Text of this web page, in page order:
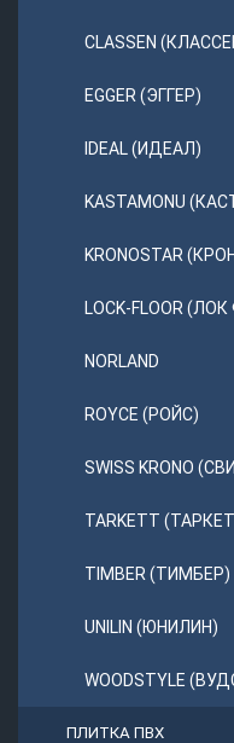
CLASSEN
EGGER (ЭГГЕР)
IDEAL (ИДЕАЛ)
KASTAMONU
KRONOSTAR
LOCK-FLOOR
NORLAND
ROYCE (РОЙС)
SWISS KRONO
TARKETT
TIMBER (ТИМБЕР)
UNILIN (ЮНИЛИН)
WOODSTYLE
ПЛИТКА ПВХ